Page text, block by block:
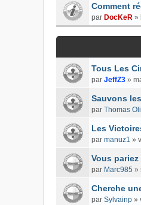
Comment
par DocKeR »
Tous Les
par JeffZ3 »
Sauvons
par Thomas
Les
par manuz1 »
Vous
par Marc985 »
Cherche
par Sylvainp »